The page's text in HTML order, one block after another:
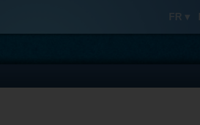
FR ▾